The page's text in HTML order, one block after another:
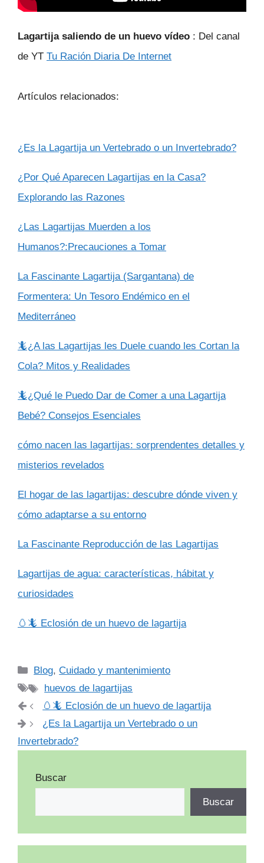
Lagartija saliendo de un huevo vídeo : Del canal
de YT Tu Ración Diaria De Internet
Artículos relacionados:
¿Es la Lagartija un Vertebrado o un Invertebrado?
¿Por Qué Aparecen Lagartijas en la Casa?
Explorando las Razones
¿Las Lagartijas Muerden a los
Humanos?:Precauciones a Tomar
La Fascinante Lagartija (Sargantana) de
Formentera: Un Tesoro Endémico en el
Mediterráneo
🦎¿A las Lagartijas les Duele cuando les Cortan la
Cola? Mitos y Realidades
🦎¿Qué le Puedo Dar de Comer a una Lagartija
Bebé? Consejos Esenciales
cómo nacen las lagartijas: sorprendentes detalles y
misterios revelados
El hogar de las lagartijas: descubre dónde viven y
cómo adaptarse a su entorno
La Fascinante Reproducción de las Lagartijas
Lagartijas de agua: características, hábitat y
curiosidades
🥚🦎 Eclosión de un huevo de lagartija
Categorías
Blog,Cuidado y mantenimiento
Etiquetas
huevos de lagartijas
🥚🦎 Eclosión de un huevo de lagartija
¿Es la Lagartija un Vertebrado o un
Invertebrado?
Buscar
Buscar